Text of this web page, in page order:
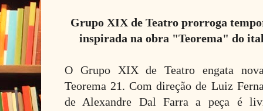
Grupo XIX de Teatro prorroga
inspirada na obra "Teorema" do
O Grupo XIX de Teatro engata
Teorema 21. Com direção de Luiz
de Alexandre Dal Farra a peça é